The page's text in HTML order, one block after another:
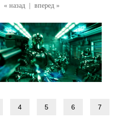
« назад
вперед »
4 5 6 7